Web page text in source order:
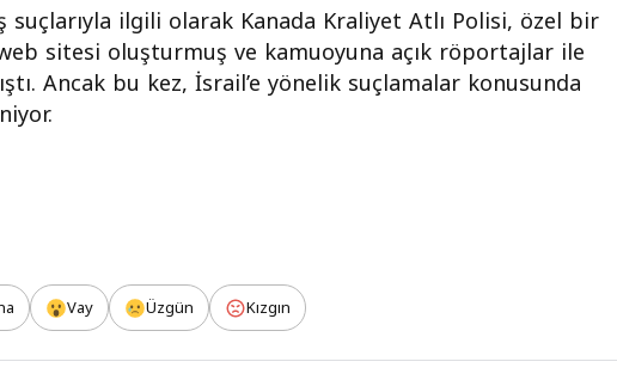
suçlarıyla ilgili olarak Kanada Kraliyet Atlı Polisi, özel bir
sitesi oluşturmuş ve kamuoyuna açık röportajlar ile
Ancak bu kez, İsrail’e yönelik suçlamalar konusunda
Vay Üzgün Kızgın